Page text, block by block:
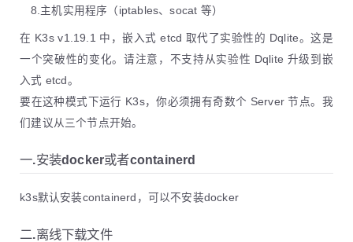
8.主机实用程序（iptables、socat 等）
在 K3s v1.19.1 中，嵌入式 etcd 取代了实验性的 Dqlite。这是
一个突破性的变化。请注意，不支持从实验性 Dqlite 升级到嵌
入式 etcd。
要在这种模式下运行 K3s，你必须拥有奇数个 Server 节点。我
们建议从三个节点开始。
一.安装docker或者containerd
k3s默认安装containerd，可以不安装docker
二.离线下载文件